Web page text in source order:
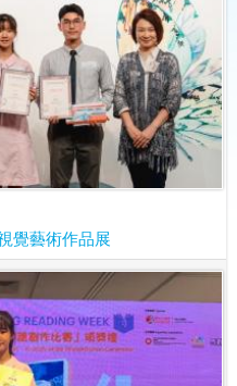
覺藝術作品展